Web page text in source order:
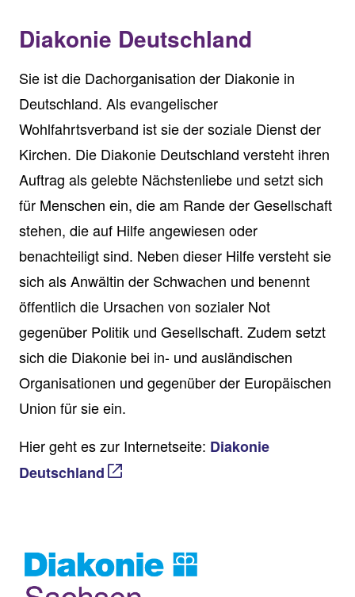
Diakonie Deutschland
Sie ist die Dachorganisation der Diakonie in
Deutschland. Als evangelischer
Wohlfahrtsverband ist sie der soziale Dienst der
Kirchen. Die Diakonie Deutschland versteht ihren
Auftrag als gelebte Nächstenliebe und setzt sich
für Menschen ein, die am Rande der Gesellschaft
stehen, die auf Hilfe angewiesen oder
benachteiligt sind. Neben dieser Hilfe versteht sie
sich als Anwältin der Schwachen und benennt
öffentlich die Ursachen von sozialer Not
gegenüber Politik und Gesellschaft. Zudem setzt
sich die Diakonie bei in- und ausländischen
Organisationen und gegenüber der Europäischen
Union für sie ein.
Hier geht es zur Internetseite: Diakonie
Deutschland